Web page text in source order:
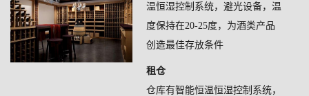
温恒湿控制系统，避光设备，温
度保持在20-25度，为酒类产品
创造最佳存放条件
租仓
仓库有智能恒温恒湿控制系统，